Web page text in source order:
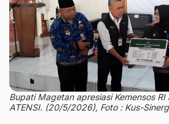
Bupati Magetan apresiasi Kemensos
ATENSI. (20/5/2026), Foto : Kus-